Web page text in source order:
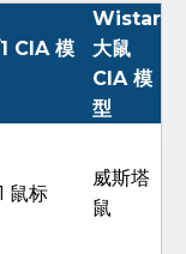
CIA 模
Wistar
大鼠
CIA 模
型
鼠标
威斯塔
鼠